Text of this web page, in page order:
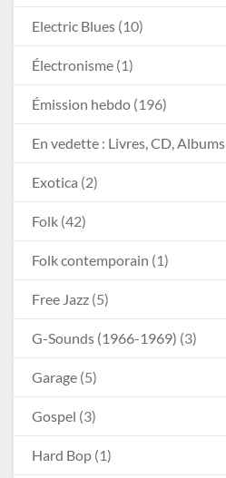
Electric Blues (10)
Électronisme (1)
Émission hebdo (196)
En vedette : Livres, CD, Albums
Exotica (2)
Folk (42)
Folk contemporain (1)
Free Jazz (5)
G-Sounds (1966-1969) (3)
Garage (5)
Gospel (3)
Hard Bop (1)